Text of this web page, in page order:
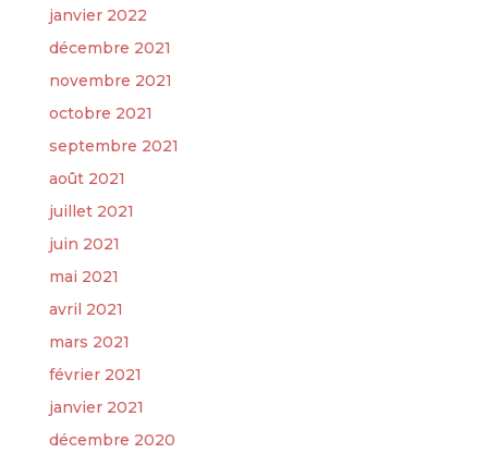
janvier 2022
décembre 2021
novembre 2021
octobre 2021
septembre 2021
août 2021
juillet 2021
juin 2021
mai 2021
avril 2021
mars 2021
février 2021
janvier 2021
décembre 2020